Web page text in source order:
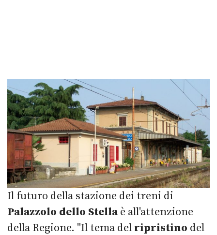
Il futuro della stazione dei treni di
Palazzolo dello Stellaè all'attenzione
della Regione. "Il tema del ripristino del